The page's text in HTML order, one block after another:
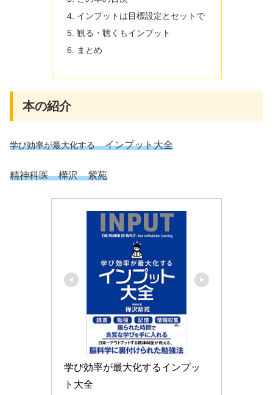
インプットは目標設定とセットで
観る・聴くもインプット
まとめ
本の紹介
学び効率が最大化するインプット大全
精神科医 樺沢 紫苑
学び効率が最大化するインプッ
ト大全